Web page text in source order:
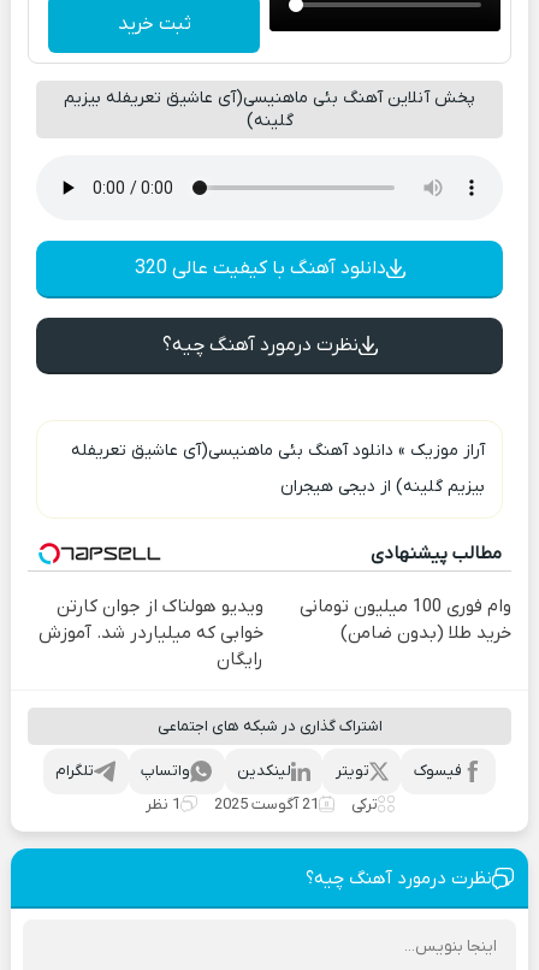
ثبت خرید
پخش آنلاین آهنگ بئی ماهنیسی(آی عاشیق تعریفله بیزیم
گلینه)
دانلود آهنگ با کیفیت عالی 320
نظرت درمورد آهنگ چیه؟
آراز موزیک » دانلود آهنگ بئی ماهنیسی(آی عاشیق تعریفله
بیزیم گلینه) از دیجی هیجران
مطالب پیشنهادی
وام فوری 100 میلیون تومانی
خرید طلا (بدون ضامن)
ویدیو هولناک از جوان کارتن
خوابی که میلیاردر شد. آموزش
رایگان
اشتراک گذاری در شبکه های اجتماعی
تلگرام واتساپ لینکدین تویتر
فیسوک
ترکی
21 آگوست 2025 1 نظر
نظرت درمورد آهنگ چیه؟